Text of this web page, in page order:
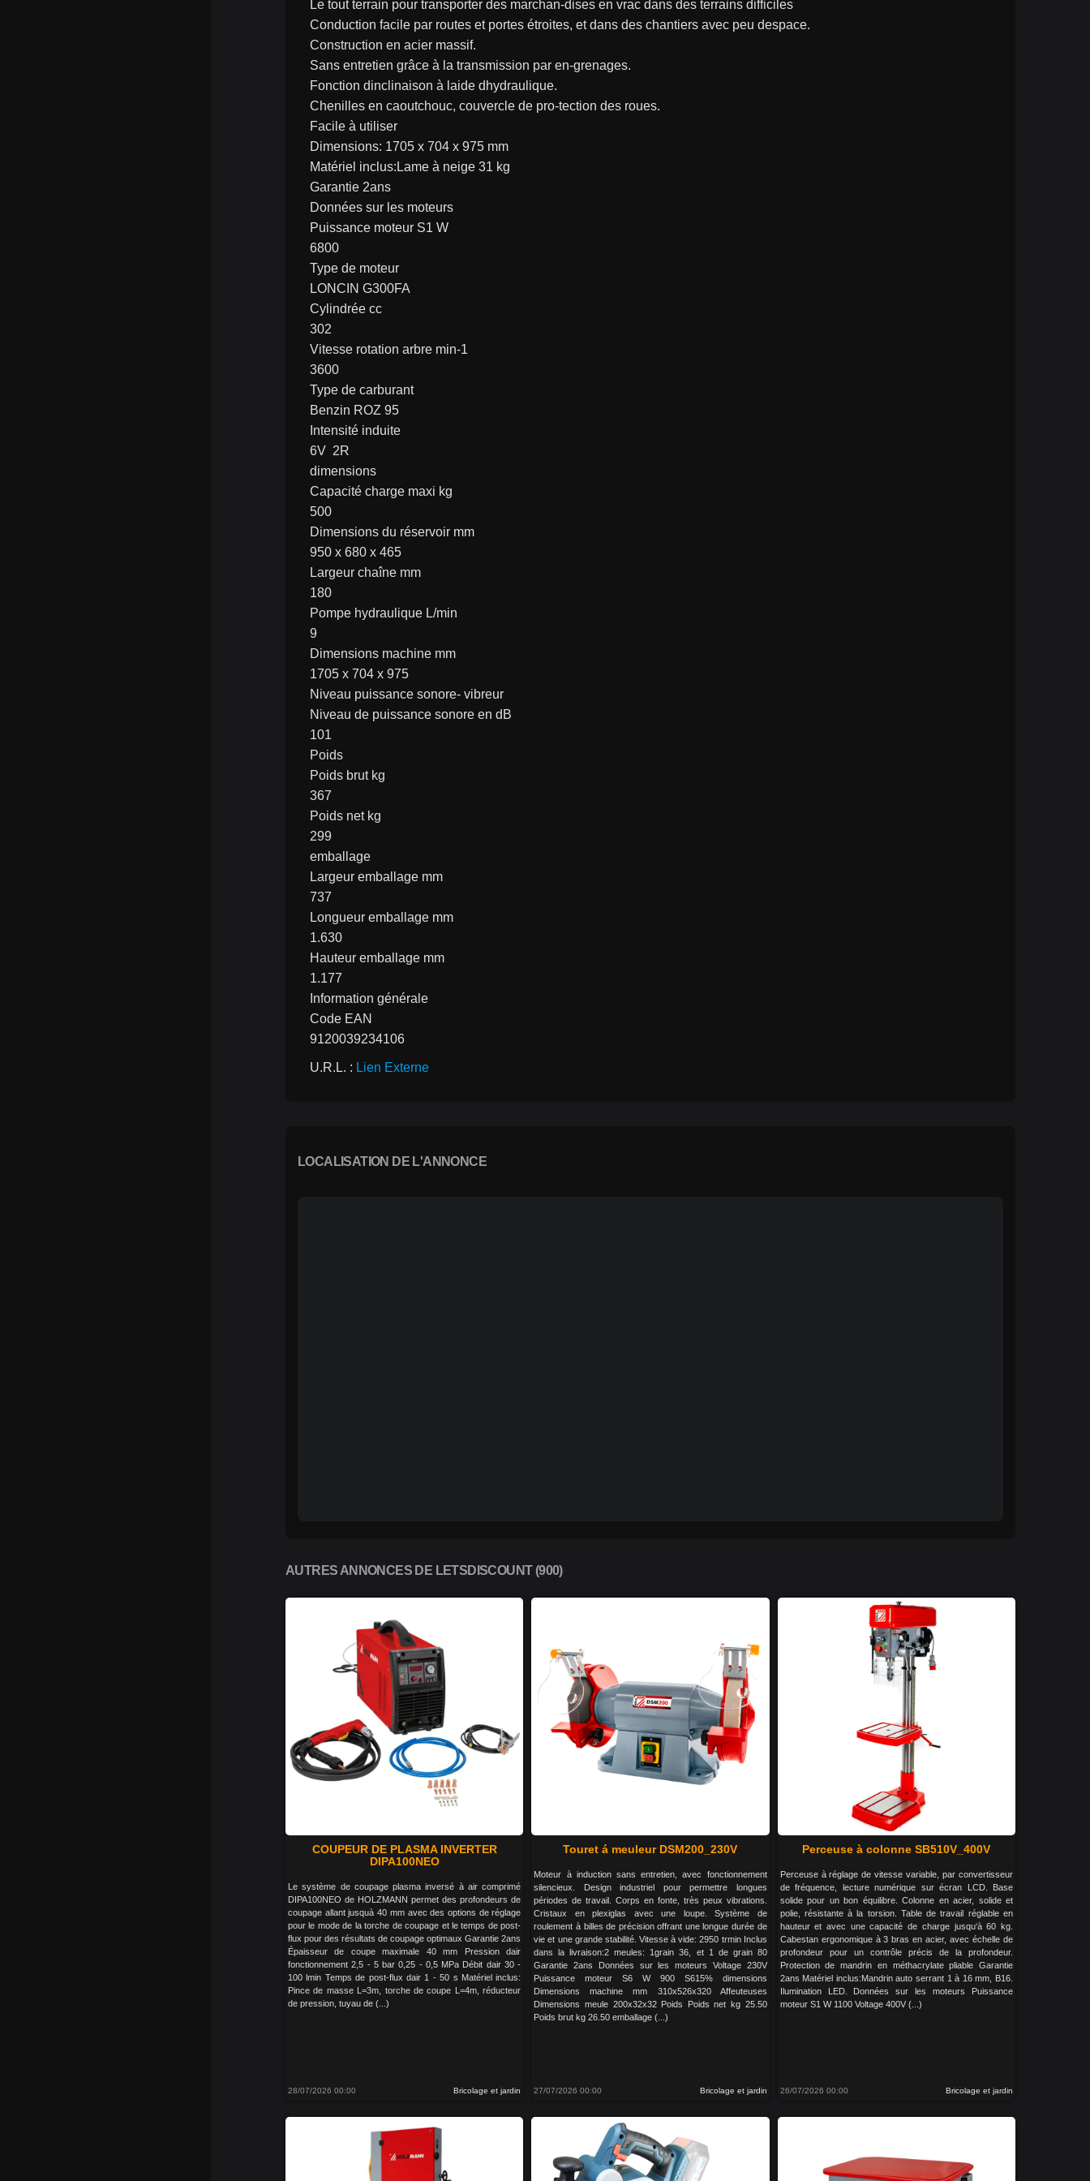
Le tout terrain pour transporter des marchan-dises en vrac dans des terrains difficiles
Conduction facile par routes et portes étroites, et dans des chantiers avec peu despace.
Construction en acier massif.
Sans entretien grâce à la transmission par en-grenages.
Fonction dinclinaison à laide dhydraulique.
Chenilles en caoutchouc, couvercle de pro-tection des roues.
Facile à utiliser
Dimensions: 1705 x 704 x 975 mm
Matériel inclus:Lame à neige 31 kg
Garantie 2ans
Données sur les moteurs
Puissance moteur S1 W
6800
Type de moteur
LONCIN G300FA
Cylindrée cc
302
Vitesse rotation arbre min-1
3600
Type de carburant
Benzin ROZ 95
Intensité induite
6V  2R
dimensions
Capacité charge maxi kg
500
Dimensions du réservoir mm
950 x 680 x 465
Largeur chaîne mm
180
Pompe hydraulique L/min
9
Dimensions machine mm
1705 x 704 x 975
Niveau puissance sonore- vibreur
Niveau de puissance sonore en dB
101
Poids
Poids brut kg
367
Poids net kg
299
emballage
Largeur emballage mm
737
Longueur emballage mm
1.630
Hauteur emballage mm
1.177
Information générale
Code EAN
9120039234106
U.R.L. : Lien Externe
LOCALISATION DE L'ANNONCE
AUTRES ANNONCES DE LETSDISCOUNT (900)
COUPEUR DE PLASMA INVERTER
DIPA100NEO
Le système de coupage plasma inversé à air comprimé
DIPA100NEO de HOLZMANN permet des profondeurs de
coupage allant jusquà 40 mm avec des options de réglage
pour le mode de la torche de coupage et le temps de post-
flux pour des résultats de coupage optimaux Garantie 2ans
Épaisseur de coupe maximale 40 mm Pression dair
fonctionnement 2,5 - 5 bar 0,25 - 0,5 MPa Débit dair 30 -
100 lmin Temps de post-flux dair 1 - 50 s Matériel inclus:
Pince de masse L=3m, torche de coupe L=4m, réducteur
de pression, tuyau de (...)
28/07/2026 00:00 Bricolage et jardin
Touret á meuleur DSM200_230V
Moteur à induction sans entretien, avec fonctionnement
silencieux. Design industriel pour permettre longues
périodes de travail. Corps en fonte, très peux vibrations.
Cristaux en plexiglas avec une loupe. Système de
roulement à billes de précision offrant une longue durée de
vie et une grande stabilité. Vitesse à vide: 2950 trmin Inclus
dans la livraison:2 meules: 1grain 36, et 1 de grain 80
Garantie 2ans Données sur les moteurs Voltage 230V
Puissance moteur S6 W 900 S615% dimensions
Dimensions machine mm 310x526x320 Affeuteuses
Dimensions meule 200x32x32 Poids Poids net kg 25.50
Poids brut kg 26.50 emballage (...)
27/07/2026 00:00 Bricolage et jardin
Perceuse à colonne SB510V_400V
Perceuse à réglage de vitesse variable, par convertisseur
de fréquence, lecture numérique sur écran LCD. Base
solide pour un bon équilibre. Colonne en acier, solide et
polie, résistante à la torsion. Table de travail réglable en
hauteur et avec une capacité de charge jusqu‘à 60 kg.
Cabestan ergonomique à 3 bras en acier, avec échelle de
profondeur pour un contrôle précis de la profondeur.
Protection de mandrin en méthacrylate pliable Garantie
2ans Matériel inclus:Mandrin auto serrant 1 à 16 mm, B16.
Ilumination LED. Données sur les moteurs Puissance
moteur S1 W 1100 Voltage 400V (...)
26/07/2026 00:00 Bricolage et jardin